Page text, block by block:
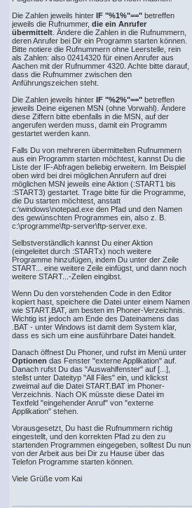
:WARNUNG
ECHO Der Anrufer hatte keine
GOTO ENDE
:ENDE
ECHO Legitimationspruefung
Die Zahlen jeweils hinter IF "%1%"==" betreffen
jeweils die Rufnummer, die ein Anrufer
übermittelt . Ändere die Zahlen in die Rufnummern,
deren Anrufer bei Dir ein Programm starten können.
Bitte notiere die Rufnummern ohne Leerstelle, rein
als Zahlen: also 02414320 für einen Anrufer aus
Aachen mit der Rufnummer 4320. Achte bitte darauf,
dass die Rufnummer zwischen den
Anführungszeichen steht.
Die Zahlen jeweils hinter IF "%2%"==" betreffen
jeweils Deine eigenen MSN (ohne Vorwahl). Ändere
diese Ziffern bitte ebenfalls in die MSN, auf der
angerufen werden muss, damit ein Programm
gestartet werden kann.
Falls Du von mehreren übermittelten Rufnummern
aus ein Programm starten möchtest, kannst Du die
Liste der IF-Abfragen beliebig erweitern. Im Beispiel
oben wird bei drei möglichen Anrufern auf drei
möglichen MSN jeweils eine Aktion (:START1 bis
:START3) gestartet. Trage bitte für die Programme,
die Du starten möchtest, anstatt
c:\windows\notepad.exe den Pfad und den Namen
des gewünschten Programmes ein, also z. B.
c:\programme\ftp-server\ftp-server.exe.
Selbstverständlich kannst Du einer Aktion
(eingeleitet durch :STARTx) noch weitere
Programme hinzufügen, indem Du unter der Zeile
START... eine weitere Zeile einfügst, und dann noch
weitere START...-Zeilen eingibst.
Wenn Du den vorstehenden Code in den Editor
kopiert hast, speichere die Datei unter einem Namen
wie START.BAT, am besten im Phoner-Verzeichnis.
Wichtig ist jedoch am Ende des Dateinamens das
.BAT - unter Windows ist damit dem System klar,
dass es sich um eine ausführbare Datei handelt.
Danach öffnest Du Phoner, und rufst im Menü unter
Optionen das Fenster "externe Applikation" auf.
Danach rufst Du das "Auswahlfenster" auf [...],
stellst unter Dateityp "All Files" ein, und klickst
zweimal auf die Datei START.BAT im Phoner-
Verzeichnis. Nach OK müsste diese Datei im
Textfeld "eingehender Anruf" von "externe
Applikation" stehen.
Vorausgesetzt, Du hast die Rufnummern richtig
eingestellt, und den korrekten Pfad zu den zu
startenden Programmen eingegeben, solltest Du nun
von der Arbeit aus bei Dir zu Hause über das
Telefon Programme starten können.
Viele Grüße vom Kai